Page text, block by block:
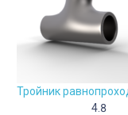
Тройник
4.8